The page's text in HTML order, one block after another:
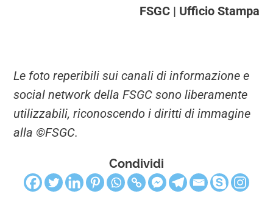
FSGC | Ufficio Stampa
Le foto reperibili sui canali di informazione e
social network della FSGC sono liberamente
utilizzabili, riconoscendo i diritti di immagine
alla ©FSGC.
Condividi